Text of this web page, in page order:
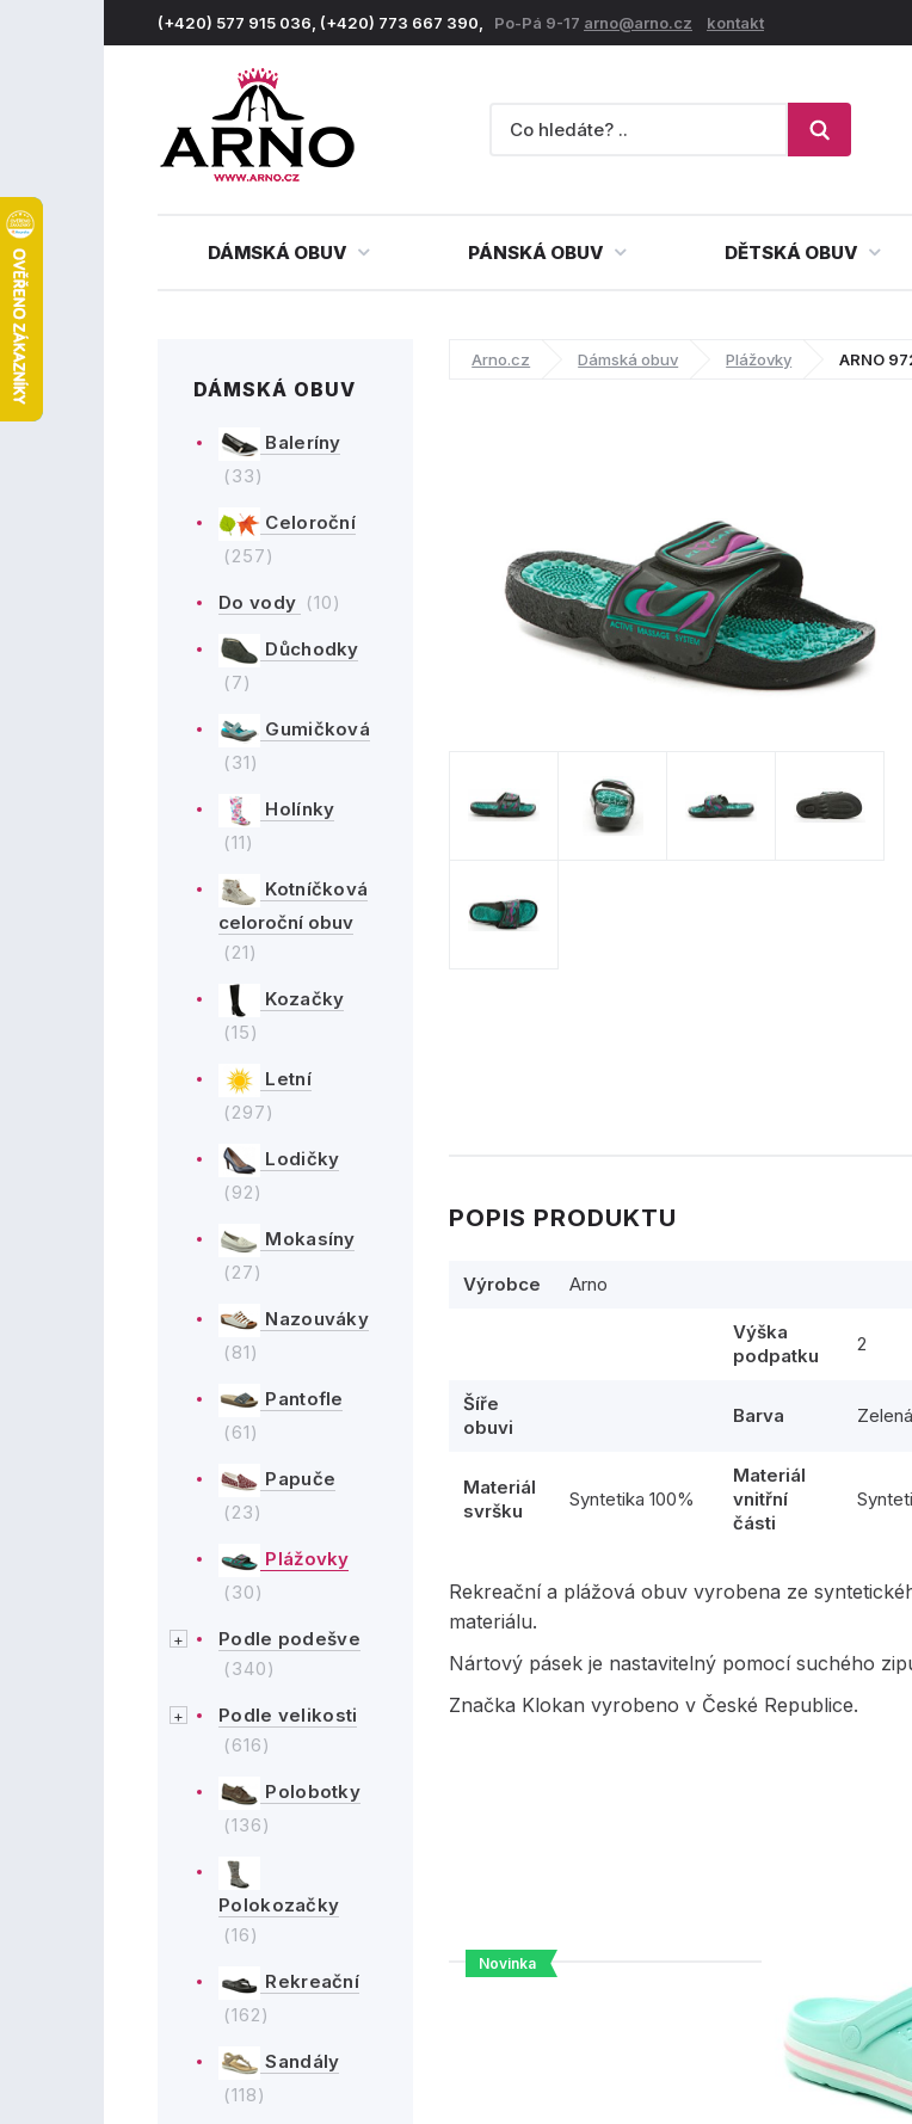
(+420) 577 915 036, (+420) 773 667 390, Po-Pá 9-17 arno@arno.cz kontakt
DÁMSKÁ OBUV PÁNSKÁ OBUV DĚTSKÁ OBUV
DÁMSKÁ OBUV
Baleríny
(33)
Celoroční
(257)
Do vody (10)
Důchodky
(7)
Gumičková
(31)
Holínky
(11)
Kotníčková
celoroční obuv
(21)
Kozačky
(15)
Letní
(297)
Lodičky
(92)
Mokasíny
(27)
Nazouváky
(81)
Pantofle
(61)
Papuče
(23)
Plážovky
(30)
Podle podešve
(340)
Podle velikosti
(616)
Polobotky
(136)
Polokozačky
(16)
Rekreační
(162)
Sandály
(118)
Arno.cz Dámská obuv Plážovky ARNO
POPIS PRODUKTU
Výrobce Arno
Výška
podpatku
2
Šíře
obuvi
Barva
Materiál
svršku
Syntetika 100%
Materiál
vnitřní
části
Rekreační a plážová obuv vyrobena ze
materiálu.
Nártový pásek je nastavitelný pomocí suchého
Značka Klokan vyrobeno v České Republice.
Novinka